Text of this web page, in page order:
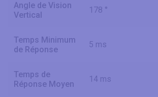
Angle de Vision
Vertical
178 °
Temps Minimum
de Réponse
5 ms
Temps de
Réponse Moyen
14 ms